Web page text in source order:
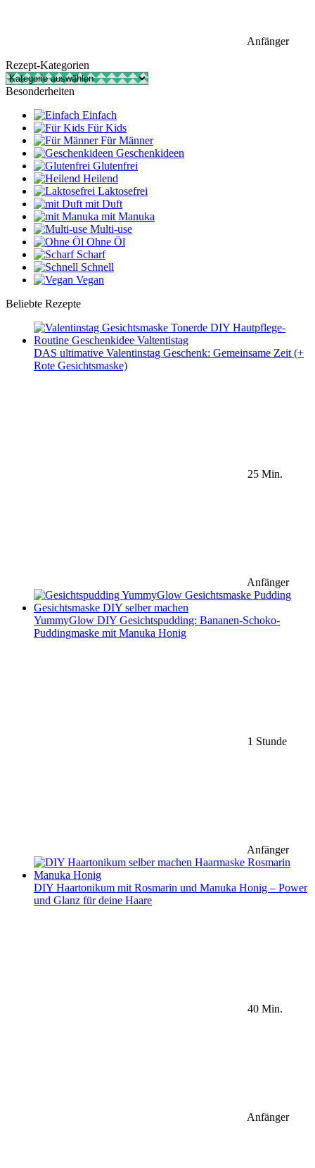
Anfänger
Rezept-Kategorien
Rezept-
Kategorien
Besonderheiten
Einfach
Für Kids
Für Männer
Geschenkideen
Glutenfrei
Heilend
Laktosefrei
mit Duft
mit Manuka
Multi-use
Ohne Öl
Scharf
Schnell
Vegan
Beliebte Rezepte
DAS ultimative Valentinstag Geschenk: Gemeinsame Zeit (+
Rote Gesichtsmaske)
25 Min.
Anfänger
YummyGlow DIY Gesichtspudding: Bananen-Schoko-
Puddingmaske mit Manuka Honig
1 Stunde
Anfänger
DIY Haartonikum mit Rosmarin und Manuka Honig – Power
und Glanz für deine Haare
40 Min.
Anfänger